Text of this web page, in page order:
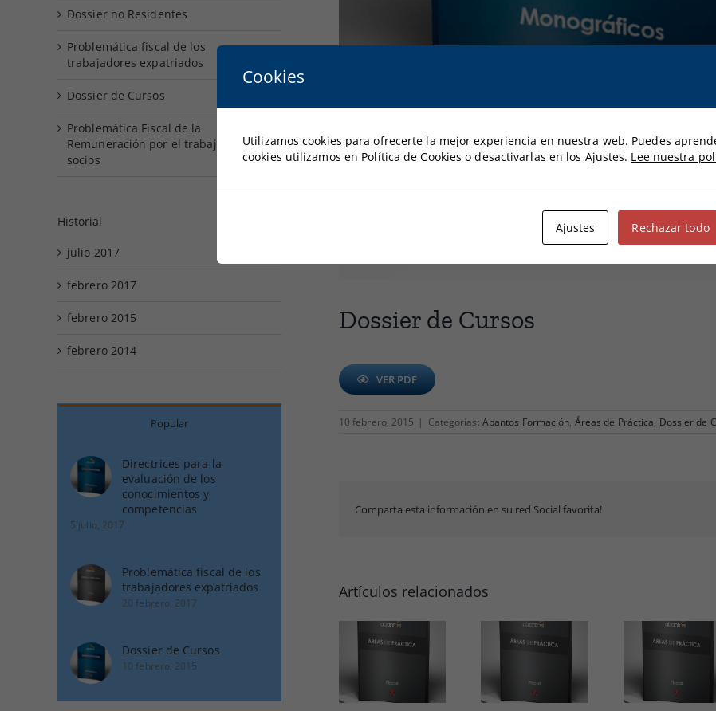
Dossier de Cursos
VER PDF
10 febrero, 2015 | Categorías: Abantos Formación, Áreas de Práctica, Dossier de
Comparta esta información en su red Social favorita!
Artículos relacionados
Residentes
trabajadores
expatriados
Problemática
Remuneración
por el trabajo de
Dossier no Residentes
Problemática fiscal de los
trabajadores expatriados
Dossier de Cursos
Problemática Fiscal de la
Remuneración por el trabajo de los
socios
Historial
julio 2017
febrero 2017
febrero 2015
febrero 2014
Popular
Directrices para la
evaluación de los
conocimientos y
competencias
5 julio, 2017
Problemática fiscal de los
trabajadores expatriados
20 febrero, 2017
Dossier de Cursos
10 febrero, 2015
Cookies
Utilizamos cookies para ofrecerte la mejor experiencia en nuestra web. Puedes
cookies utilizamos en Política de Cookies o desactivarlas en los Ajustes. Lee nuestra
Ajustes Rechazar todo